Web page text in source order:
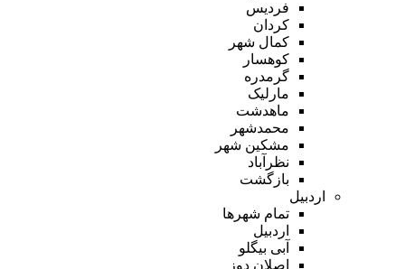
فردیس
کردان
کمال شهر
کوهسار
گرمدره
مارلیک
ماهدشت
محمدشهر
مشکین شهر
نظرآباد
بازگشت
اردبیل
تمام شهر‌ها
اردبیل
آبی بیگلو
اصلان دوز